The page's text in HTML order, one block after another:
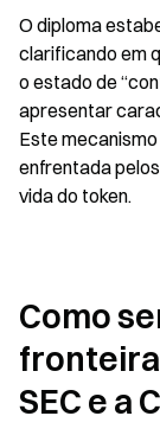
O diploma
clarificando em
o estado de
apresentar
Este
enfrentada
vida do token.
Como
SEC e a